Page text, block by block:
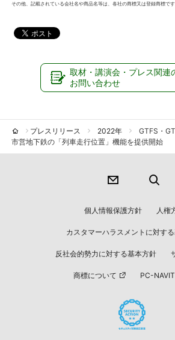
その他、記載されている会社名や商品名等は、各社の商標又は登録商標です
取材・講演会・プレス関連
お問い合わせ
プレスリリース 2022年
GTFS・
市営地下鉄の「列車走行位置」機能を提供開始
個人情報保護方針 人権
カスタマーハラスメントに対す
反社会的勢力に対する基本方針
商標について PC-